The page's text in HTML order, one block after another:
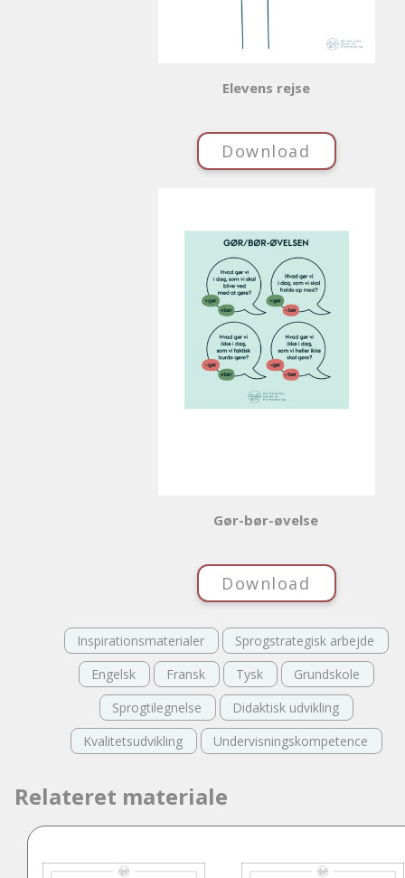
Elevens rejse
Download
Gør-bør-øvelse
Download
Inspirationsmaterialer
Sprogstrategisk arbejde
Engelsk
Fransk Tysk
Grundskole
Sprogtilegnelse
Didaktisk udvikling
Kvalitetsudvikling
Undervisningskompetence
Relateret materiale